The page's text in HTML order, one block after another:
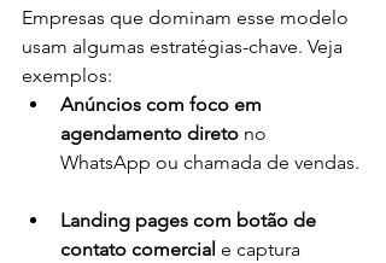
Empresas que dominam esse modelo
usam algumas estratégias-chave. Veja
exemplos:
Anúncios com foco em
agendamento direto no
WhatsApp ou chamada de vendas.
Landing pages com botão de
contato comercial e captura